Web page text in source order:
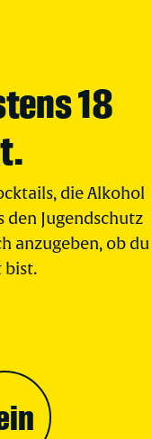
18
die Alkohol
den Jugendschutz
anzugeben, ob du
bist.